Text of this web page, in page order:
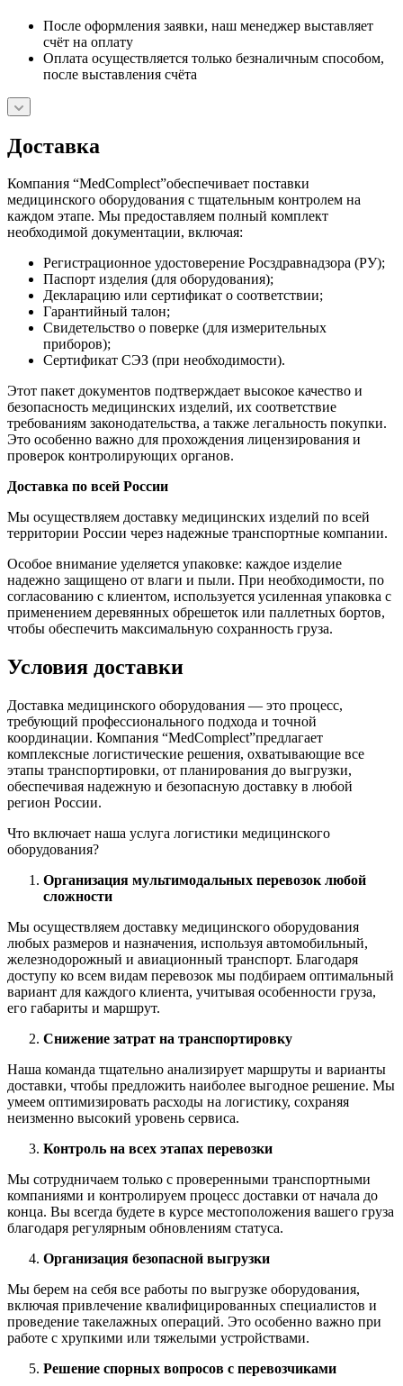
После оформления заявки, наш менеджер выставляет
счёт на оплату
Оплата осуществляется только безналичным способом,
после выставления счёта
Доставка
Компания “MedComplect”обеспечивает поставки
медицинского оборудования с тщательным контролем на
каждом этапе. Мы предоставляем полный комплект
необходимой документации, включая:
Регистрационное удостоверение Росздравнадзора (РУ);
Паспорт изделия (для оборудования);
Декларацию или сертификат о соответствии;
Гарантийный талон;
Свидетельство о поверке (для измерительных
приборов);
Сертификат СЭЗ (при необходимости).
Этот пакет документов подтверждает высокое качество и
безопасность медицинских изделий, их соответствие
требованиям законодательства, а также легальность покупки.
Это особенно важно для прохождения лицензирования и
проверок контролирующих органов.
Доставка по всей России
Мы осуществляем доставку медицинских изделий по всей
территории России через надежные транспортные компании.
Особое внимание уделяется упаковке: каждое изделие
надежно защищено от влаги и пыли. При необходимости, по
согласованию с клиентом, используется усиленная упаковка с
применением деревянных обрешеток или паллетных бортов,
чтобы обеспечить максимальную сохранность груза.
Условия доставки
Доставка медицинского оборудования — это процесс,
требующий профессионального подхода и точной
координации. Компания “MedComplect”предлагает
комплексные логистические решения, охватывающие все
этапы транспортировки, от планирования до выгрузки,
обеспечивая надежную и безопасную доставку в любой
регион России.
Что включает наша услуга логистики медицинского
оборудования?
Организация мультимодальных перевозок любой
сложности
Мы осуществляем доставку медицинского оборудования
любых размеров и назначения, используя автомобильный,
железнодорожный и авиационный транспорт. Благодаря
доступу ко всем видам перевозок мы подбираем оптимальный
вариант для каждого клиента, учитывая особенности груза,
его габариты и маршрут.
Снижение затрат на транспортировку
Наша команда тщательно анализирует маршруты и варианты
доставки, чтобы предложить наиболее выгодное решение. Мы
умеем оптимизировать расходы на логистику, сохраняя
неизменно высокий уровень сервиса.
Контроль на всех этапах перевозки
Мы сотрудничаем только с проверенными транспортными
компаниями и контролируем процесс доставки от начала до
конца. Вы всегда будете в курсе местоположения вашего груза
благодаря регулярным обновлениям статуса.
Организация безопасной выгрузки
Мы берем на себя все работы по выгрузке оборудования,
включая привлечение квалифицированных специалистов и
проведение такелажных операций. Это особенно важно при
работе с хрупкими или тяжелыми устройствами.
Решение спорных вопросов с перевозчиками